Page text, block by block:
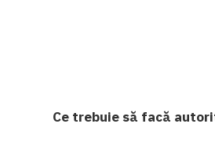
Ce trebuie să facă